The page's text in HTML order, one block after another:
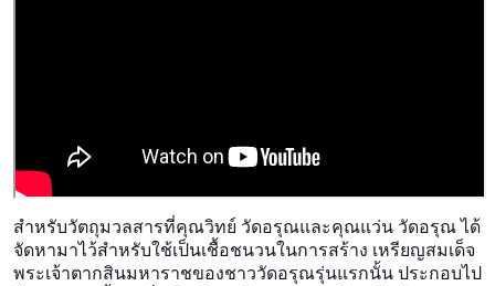
สำหรับวัตถุมวลสารที่คุณวิทย์ วัดอรุณและคุณแว่น วัดอรุณ ได้
จัดหามาไว้สำหรับใช้เป็นเชื้อชนวนในการสร้าง เหรียญสมเด็จ
พระเจ้าตากสินมหาราชของชาววัดอรุณรุ่นแรกนั้น ประกอบไป